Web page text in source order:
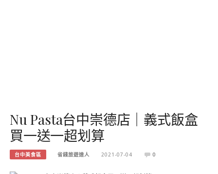
Nu Pasta台中崇德店｜義式飯盒
買一送一超划算
台中美食區 省錢旅遊達人 2021-07-04 0